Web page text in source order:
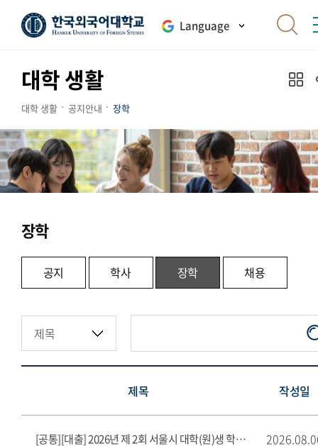
Language
대학 생활
대학 생활 공지안내 장학
장학
공지 학사 장학
채용
제목 작성일
[공통][대출] 2026년 제 2회 서울시 대학(원)생 학자금대출 이자 지원